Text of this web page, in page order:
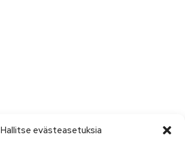
Hallitse evästeasetuksia